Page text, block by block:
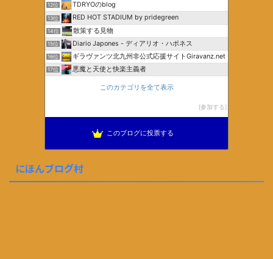
12位 TDRYOのblog
13位 RED HOT STADIUM by pridegreen
14位 散策する見物
15位 Diario Japones - ディアリオ・ハポネス
16位 ギラヴァンツ北九州非公式応援サイトGiravanz.net
17位 悪魔と天使と快楽主義者
このカテゴリを全て表示
参加する
このブログに投票する
にほんブログ村